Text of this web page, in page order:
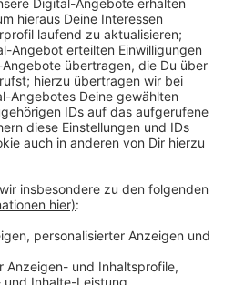
in den
auf
gesundheit
Folge wird präsentiert von
.
Pocast-Hörer:innen: 4
gratis testen unter
testen
App des Vertrauens und
oder Kommentare da!
oder Interesse an
Schreibt uns doch: